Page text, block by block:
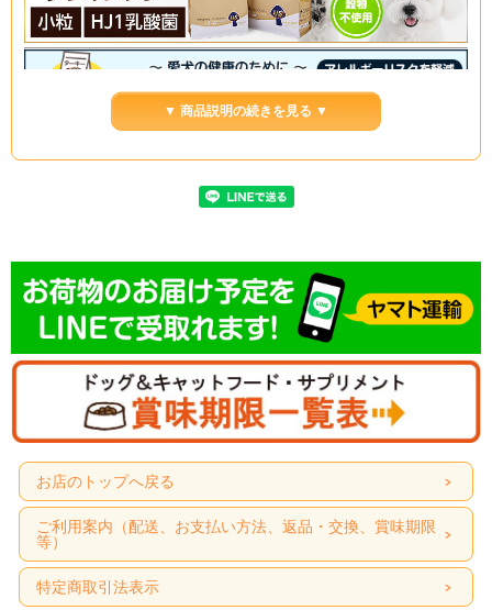
▼ 商品説明の続きを見る ▼
お店のトップへ戻る
ご利用案内（配送、お支払い方法、返品・交換、賞味期限
等）
特定商取引法表示